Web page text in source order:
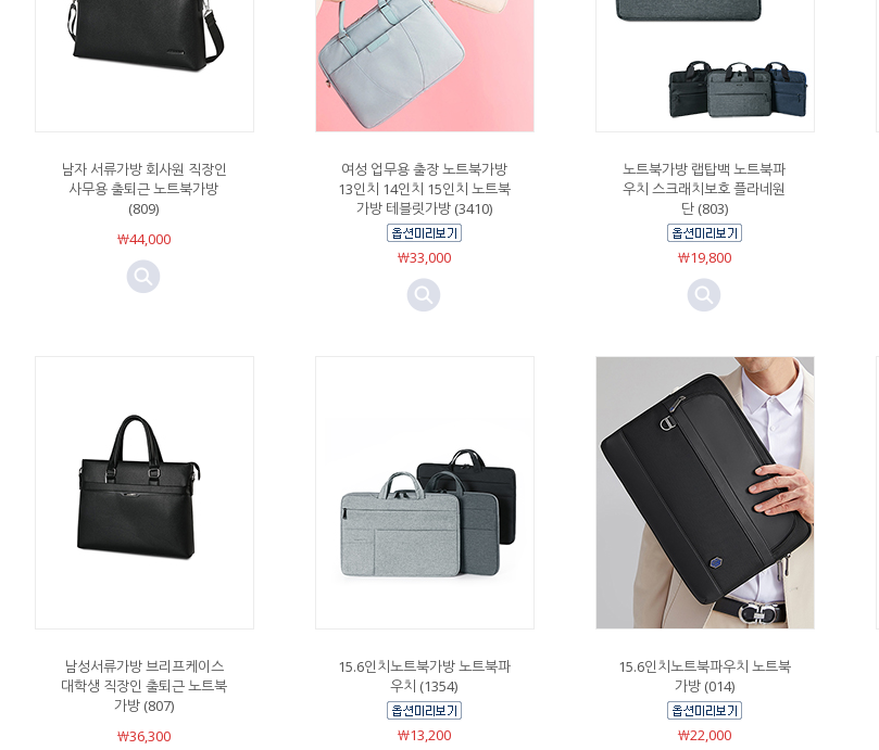
남자 서류가방 회사원 직장인
사무용 출퇴근 노트북가방
(809)
￦44,000
여성 업무용 출장 노트북가방
13인치 14인치 15인치 노트북
가방 테블릿가방 (3410)
￦33,000
노트북가방 랩탑백 노트북파
우치 스크래치보호 플라네원
단 (803)
￦19,800
남성서류가방 브리프케이스
대학생 직장인 출퇴근 노트북
가방 (807)
￦36,300
15.6인치노트북가방 노트북파
우치 (1354)
￦13,200
15.6인치노트북파우치 노트북
가방 (014)
￦22,000